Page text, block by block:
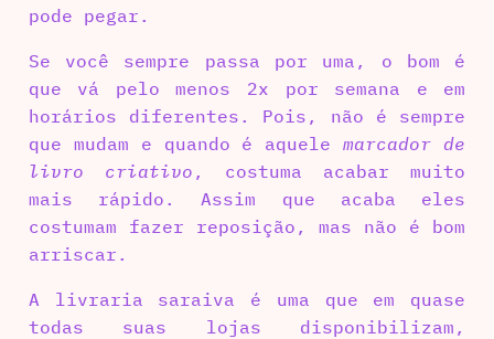
pode pegar.
Se você sempre passa por uma, o bom é
que vá pelo menos 2x por semana e em
horários diferentes. Pois, não é sempre
que mudam e quando é aquelemarcador de
livro criativo , costuma acabar muito
mais rápido. Assim que acaba eles
costumam fazer reposição, mas não é bom
arriscar.
A livraria saraiva é uma que em quase
todas suas lojas disponibilizam,